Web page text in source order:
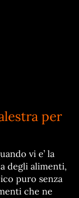
per
vi e’ la
degli alimenti,
puro senza
che ne